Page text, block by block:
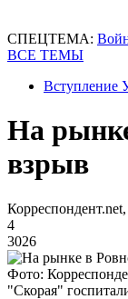
СПЕЦТЕМА:
ВСЕ ТЕМЫ
Вступление
На
взрыв
4
3026
Фото:
"Скорая"